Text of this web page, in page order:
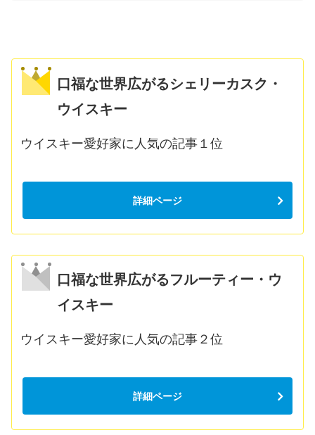
口福な世界広がるシェリーカスク・
ウイスキー
ウイスキー愛好家に人気の記事１位
詳細ページ
口福な世界広がるフルーティー・ウ
イスキー
ウイスキー愛好家に人気の記事２位
詳細ページ